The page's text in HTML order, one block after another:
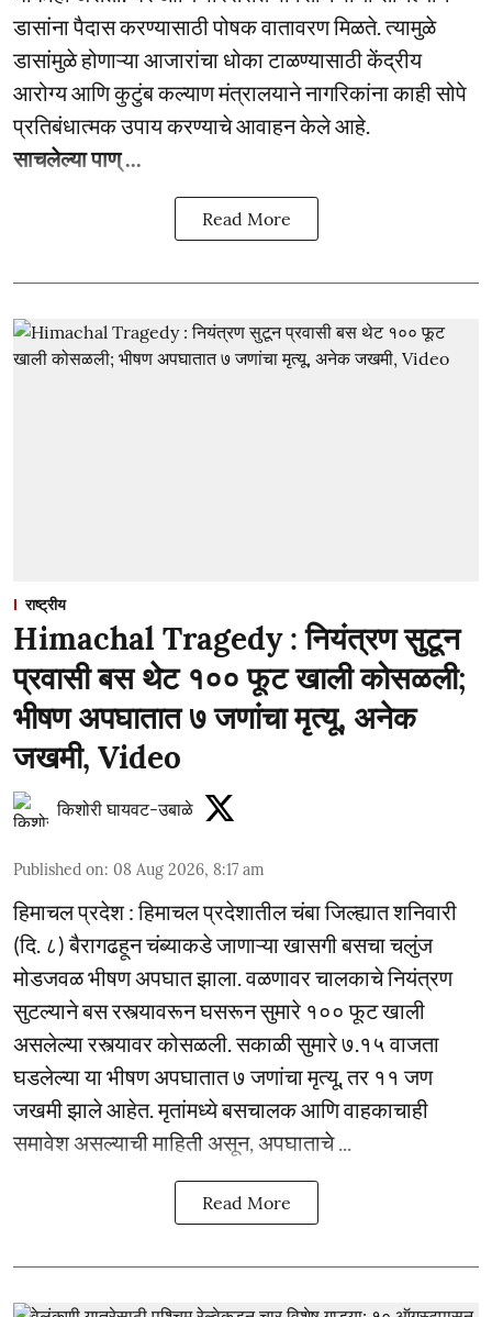
डासांना पैदास करण्यासाठी पोषक वातावरण मिळते. त्यामुळे
डासांमुळे होणाऱ्या आजारांचा धोका टाळण्यासाठी केंद्रीय
आरोग्य आणि कुटुंब कल्याण मंत्रालयाने नागरिकांना काही सोपे
प्रतिबंधात्मक उपाय करण्याचे आवाहन केले आहे.
साचलेल्या पाण् ...
Read More
राष्ट्रीय
Himachal Tragedy : नियंत्रण सुटून
प्रवासी बस थेट १०० फूट खाली कोसळली;
भीषण अपघातात ७ जणांचा मृत्यू, अनेक
जखमी, Video
किशोरी घायवट-उबाळे
Published on: 08 Aug 2026, 8:17 am
हिमाचल प्रदेश : हिमाचल प्रदेशातील चंबा जिल्ह्यात शनिवारी
(दि. ८) बैरागढहून चंब्याकडे जाणाऱ्या खासगी बसचा चलुंज
मोडजवळ भीषण अपघात झाला. वळणावर चालकाचे नियंत्रण
सुटल्याने बस रस्त्यावरून घसरून सुमारे १०० फूट खाली
असलेल्या रस्त्यावर कोसळली. सकाळी सुमारे ७.१५ वाजता
घडलेल्या या भीषण अपघातात ७ जणांचा मृत्यू, तर ११ जण
जखमी झाले आहेत. मृतांमध्ये बसचालक आणि वाहकाचाही
समावेश असल्याची माहिती असून, अपघाताचे ...
Read More